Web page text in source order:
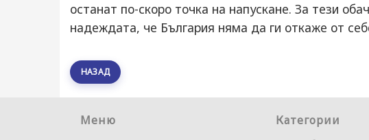
останат по-скоро точка на напускане. За тези
надеждата, че България няма да ги откаже от
НАЗАД
Меню Категории